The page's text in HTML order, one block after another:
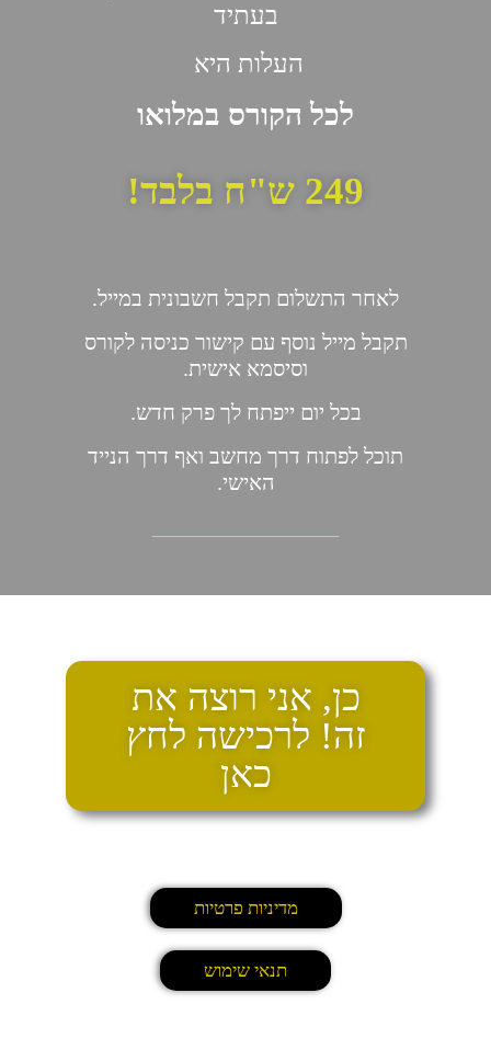
בעתיד
העלות היא
לכל הקורס במלואו
249 ש"ח בלבד!
לאחר התשלום תקבל חשבונית במייל.
תקבל מייל נוסף עם קישור כניסה לקורס
וסיסמא אישית.
בכל יום ייפתח לך פרק חדש.
תוכל לפתוח דרך מחשב ואף דרך הנייד
האישי.
כן, אני רוצה את
זה! לרכישה לחץ
כאן
מדיניות פרטיות
תנאי שימוש